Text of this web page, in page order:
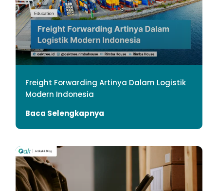
Freight Forwarding Artinya Dalam Logistik
Modern Indonesia
Baca Selengkapnya